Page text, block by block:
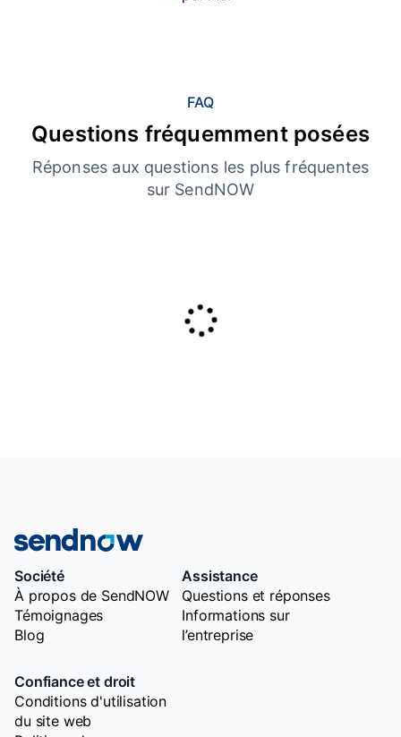
FAQ
Questions fréquemment posées
Réponses aux questions les plus fréquentes
sur SendNOW
Société
À propos de SendNOW
Témoignages
Blog
Assistance
Questions et réponses
Informations sur
l’entreprise
Confiance et droit
Conditions d'utilisation
du site web